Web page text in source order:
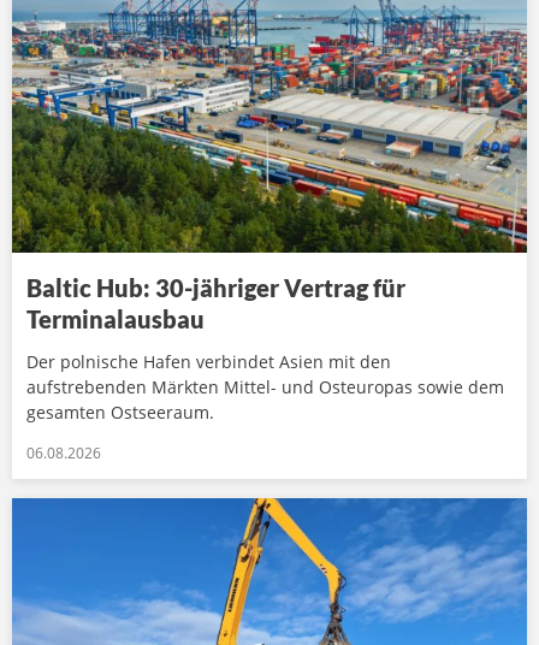
Baltic Hub: 30-jähriger Vertrag für
Terminalausbau
Der polnische Hafen verbindet Asien mit den
aufstrebenden Märkten Mittel- und Osteuropas sowie dem
gesamten Ostseeraum.
06.08.2026